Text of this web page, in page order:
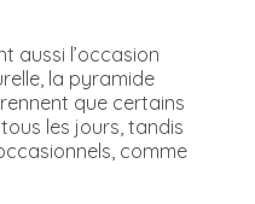
aussi l’occasion
la pyramide
que certains
les jours, tandis
comme